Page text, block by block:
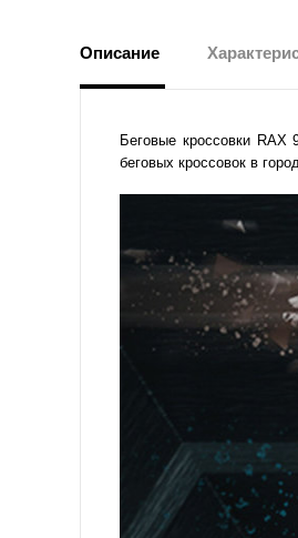
Описание
Беговые кроссовки
беговых кроссовок в